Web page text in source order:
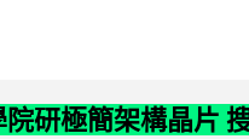
研極簡架構晶片